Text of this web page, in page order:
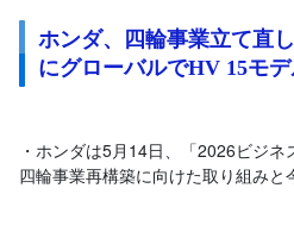
ホンダ、四輪事業立て直
にグローバルでHV 15モ
・ホンダは5月14日、「2026ビジネ
四輪事業再構築に向けた取り組みと